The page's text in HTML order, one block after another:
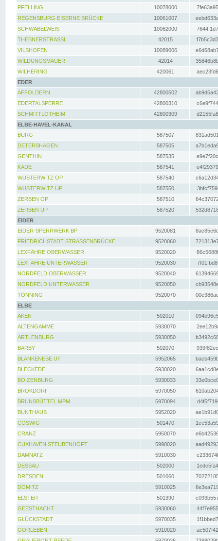
PFELLING
10078000
REGENSBURG EISERNE BRÜCKE
10061007
SCHWABELWEIS
10062000
THEBNERSTRASSL
42015
VILSHOFEN
10089006
WILDUNGSMAUER
42014
WILHERING
420061
EDER
AFFOLDERN
42800502
EDERTALSPERRE
42800310
SCHMITTLOTHEIM
42800309
ELBE-HAVEL-KANAL
BURG
587507
DETERSHAGEN
587505
GENTHIN
587535
KADE
587541
WUSTERWITZ OP
587540
WUSTERWITZ UP
587550
ZERBEN OP
587510
ZERBEN UP
587520
EIDER
EIDER-SPERRWERK BP
9520081
FRIEDRICHSTADT STRASSENBRÜCKE
9520060
LEXFÄHRE OBERWASSER
9520020
LEXFÄHRE UNTERWASSER
9520030
NORDFELD OBERWASSER
9520040
NORDFELD UNTERWASSER
9520050
TÖNNING
9520070
ELBE
AKEN
502010
ALTENGAMME
5930070
ARTLENBURG
5930050
BARBY
502070
BLANKENESE UF
5952065
BLECKEDE
5930020
BOIZENBURG
5930033
BROKDORF
5970050
BRUNSBÜTTEL MPM
5970094
BUNTHAUS
5952020
COSWIG
501470
CRANZ
5950070
CUXHAVEN STEUBENHÖFT
5990020
DAMNATZ
5910030
DESSAU
502000
DRESDEN
501060
DÖMITZ
5910025
ELSTER
501390
GEESTHACHT
5930060
GLÜCKSTADT
5970035
GORLEBEN
5910020